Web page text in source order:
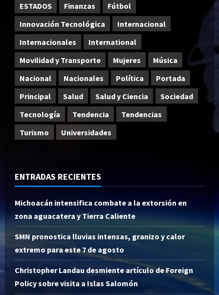
ESTADOS
Finanzas
Fútbol
Innovación Tecnológica
Internacional
Internacionales
International
Movilidad y Transporte
Mujeres
Música
Nacional
Nacionales Política
Portada
Principal
Salud Salud y Ciencia
Sociedad
Tecnología
Tendencia
Tendencias
Turismo
Universidades
ENTRADAS RECIENTES
Michoacán intensifica combate a la extorsión en
zona aguacatera y Tierra Caliente
SMN pronostica lluvias intensas, granizo y calor
extremo para este 7 de agosto
Christopher Landau desmiente artículo de Foreign
Policy sobre visita a Islas Salomón